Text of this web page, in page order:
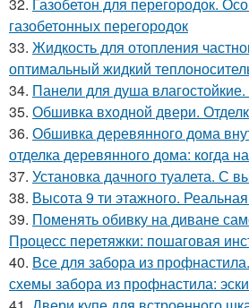
газобетонных перегородок
33. Жидкость для отопления
оптимальный жидкий
34. Панели для душа
35. Обшивка входной двери.
36. Обшивка деревянного дома
отделка деревянного дома: когда
37. Установка дачного туалета. С
38. Высота 9 ти этажного.
39. Поменять обивку на диване
Процесс перетяжки: пошаговая
40. Все для забора из
схемы забора из профнастила: